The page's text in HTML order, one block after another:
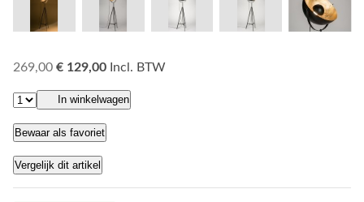
269,00 € 129,00 Incl. BTW
In winkelwagen
Bewaar als favoriet
Vergelijk dit artikel